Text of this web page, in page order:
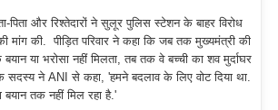
पिता और रिश्तेदारों ने सुलूर पुलिस स्टेशन के बाहर विरोध
मांग की. पीड़ित परिवार ने कहा कि जब तक मुख्यमंत्री की
या भरोसा नहीं मिलता, तब तक वे बच्ची का शव मुर्दाघर
सदस्य ने ANI से कहा, 'हमने बदलाव के लिए वोट दिया था.
तक नहीं मिल रहा है.'